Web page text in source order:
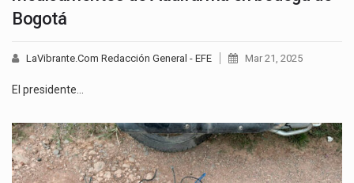
Bogotá
LaVibrante.Com Redacción General - EFE Mar 21, 2025
El presidente…